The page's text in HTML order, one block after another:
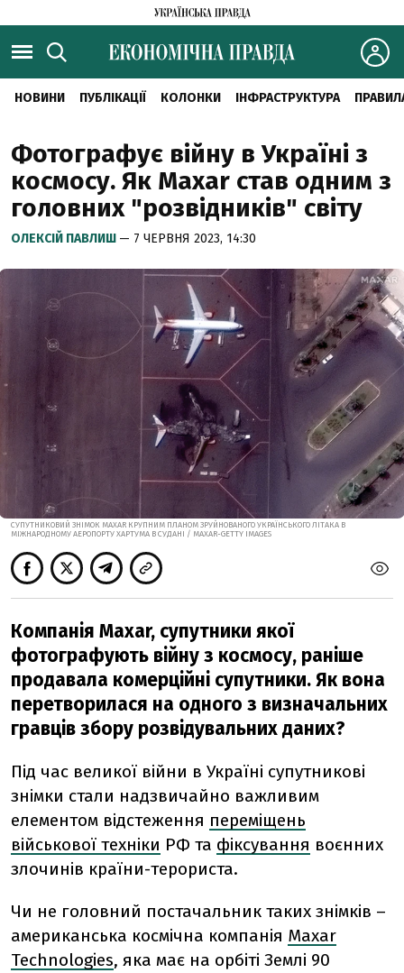
НОВИНИ ПУБЛІКАЦІЇ КОЛОНКИ ІНФРАСТРУКТУРА
Фотографує війну в Україні з
космосу. Як Maxar став одним з
головних "розвідників" світу
ОЛЕКСІЙ ПАВЛИШ — 7 ЧЕРВНЯ 2023, 14:30
СУПУТНИКОВИЙ ЗНІМОК MAXAR КРУПНИМ ПЛАНОМ ЗРУЙНОВАНОГО УКРАЇНСЬКОГО ЛІТАКА В
МІЖНАРОДНОМУ АЕРОПОРТУ ХАРТУМА В СУДАНІ / MAXAR-GETTY IMAGES
Компанія Maxar, супутники якої
фотографують війну з космосу, раніше
продавала комерційні супутники. Як вона
перетворилася на одного з визначальних
гравців збору розвідувальних даних?
Під час великої війни в Україні супутникові
знімки стали надзвичайно важливим
елементом відстеження переміщень
військової техніки РФ та фіксування воєнних
злочинів країни-терориста.
Чи не головний постачальник таких знімків –
американська космічна компанія Maxar
Technologies, яка має на орбіті Землі 90